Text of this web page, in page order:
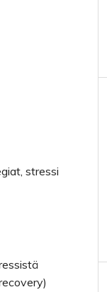
stressi